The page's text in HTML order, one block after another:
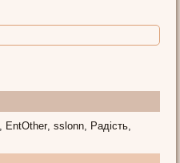
EntOther sslonn
Радість